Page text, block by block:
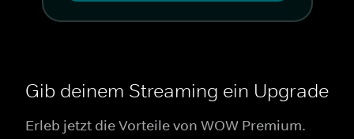
Gib deinem Streaming ein Upgrade
Erleb jetzt die Vorteile von WOW Premium.